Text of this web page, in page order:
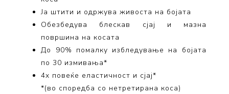
Ја штити и одржува живоста на бојата
Обезбедува блескав сјај и мазна
површина на косата
До 90% помалку избледување на бојата
по 30 измивања*
4x повеќе еластичност и сјај*
*(во споредба со нетретирана коса)